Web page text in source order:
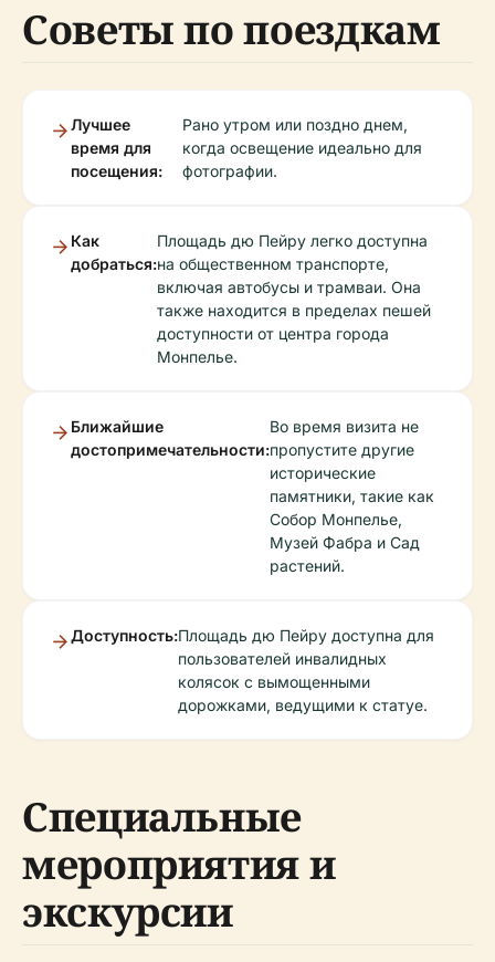
Советы по поездкам
Лучшее
время для
посещения:
Рано утром или поздно днем,
когда освещение идеально для
фотографии.
Как
добраться:
Площадь дю Пейру легко доступна
на общественном транспорте,
включая автобусы и трамваи. Она
также находится в пределах пешей
доступности от центра города
Монпелье.
Ближайшие
достопримечательности:
Во время визита не
пропустите другие
исторические
памятники, такие как
Собор Монпелье,
Музей Фабра и Сад
растений.
Доступность:Площадь дю Пейру доступна для
пользователей инвалидных
колясок с вымощенными
дорожками, ведущими к статуе.
Специальные
мероприятия и
экскурсии